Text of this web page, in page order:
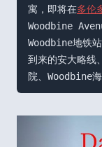
寓，即将在多伦
Woodbine
Woodbine地铁
到来的安大略线
院、Woodbine